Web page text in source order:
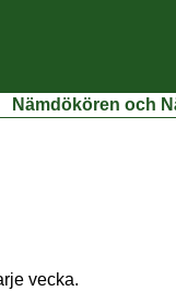
Nämdökören och
vecka.